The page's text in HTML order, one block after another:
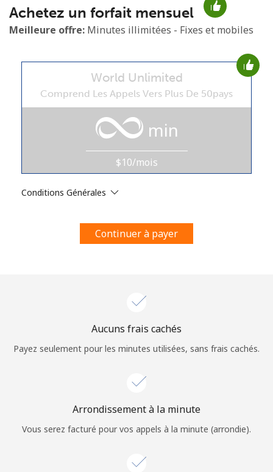
8 caractères minimum
Une lettre majuscule et une lettre minuscule
En créant un compte sur ce site, j'accepte les présentes
Rappel du mot de passe →
Achetez un forfait mensuel
Meilleure offre: Minutes illimitées - Fixes et mobiles
World Unlimited
Comprend Les Appels Vers Plus De 50pays
min
$10/mois
Conditions Générales
Continuer à payer
Aucuns frais cachés
Payez seulement pour les minutes utilisées, sans frais cachés.
Arrondissement à la minute
Vous serez facturé pour vos appels à la minute (arrondie).